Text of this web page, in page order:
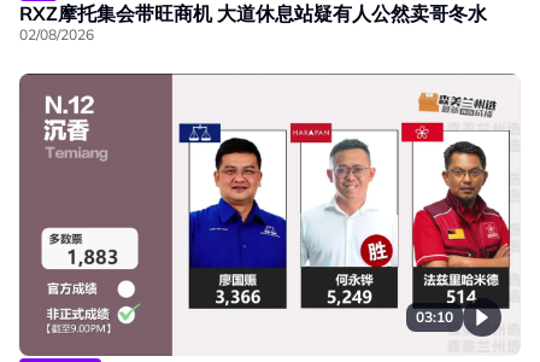
RXZ摩托集会带旺商机 大道休息站疑有人公然卖哥冬水
02/08/2026
03:10